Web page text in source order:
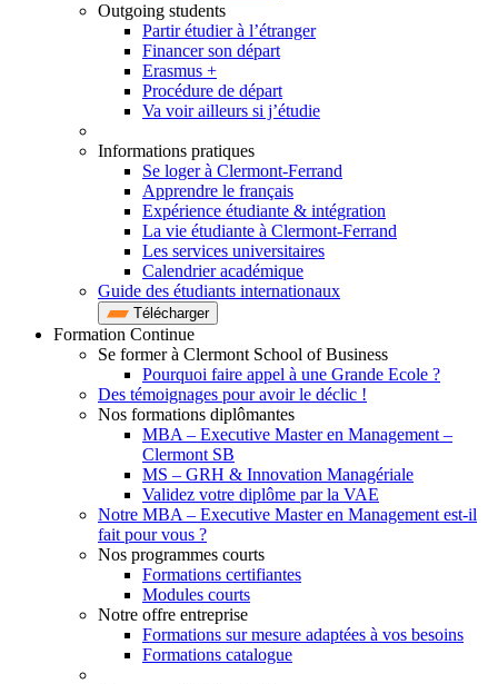
Outgoing students
Partir étudier à l’étranger
Financer son départ
Erasmus +
Procédure de départ
Va voir ailleurs si j’étudie
Informations pratiques
Se loger à Clermont-Ferrand
Apprendre le français
Expérience étudiante & intégration
La vie étudiante à Clermont-Ferrand
Les services universitaires
Calendrier académique
Guide des étudiants internationaux
Télécharger
Formation Continue
Se former à Clermont School of Business
Pourquoi faire appel à une Grande Ecole ?
Des témoignages pour avoir le déclic !
Nos formations diplômantes
MBA – Executive Master en Management –
Clermont SB
MS – GRH & Innovation Managériale
Validez votre diplôme par la VAE
Notre MBA – Executive Master en Management est-il
fait pour vous ?
Nos programmes courts
Formations certifiantes
Modules courts
Notre offre entreprise
Formations sur mesure adaptées à vos besoins
Formations catalogue